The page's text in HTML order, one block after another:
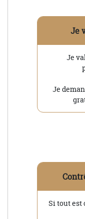
Je
Je
Je
Si tout est